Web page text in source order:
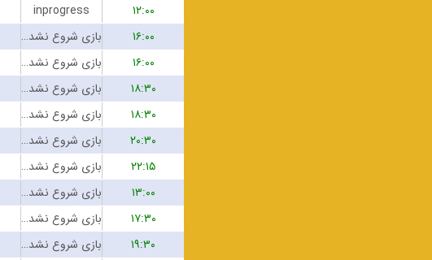
inprogress
۱۲:۰۰
بازی شروع نشده است
۱۶:۰۰
بازی شروع نشده است
۱۶:۰۰
بازی شروع نشده است
۱۸:۳۰
بازی شروع نشده است
۱۸:۳۰
بازی شروع نشده است
۲۰:۳۰
بازی شروع نشده است
۲۲:۱۵
بازی شروع نشده است
۱۳:۰۰
بازی شروع نشده است
۱۷:۳۰
بازی شروع نشده است
۱۹:۳۰